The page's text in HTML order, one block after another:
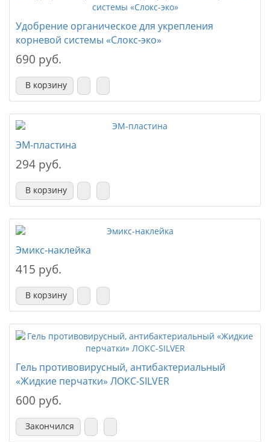
Удобрение органическое для укрепления
корневой системы «Слокс-эко»
690 руб.
В корзину
ЭМ-пластина
294 руб.
В корзину
Эмикс-наклейка
415 руб.
В корзину
Гель противовирусный, антибактериальный
«Жидкие перчатки» ЛОКС-SILVER
600 руб.
Закончился